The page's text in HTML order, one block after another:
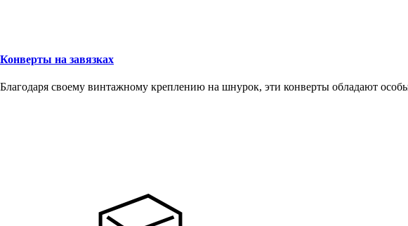
Конверты на завязках
Благодаря своему винтажному креплению на шнурок, эти конверты обладают